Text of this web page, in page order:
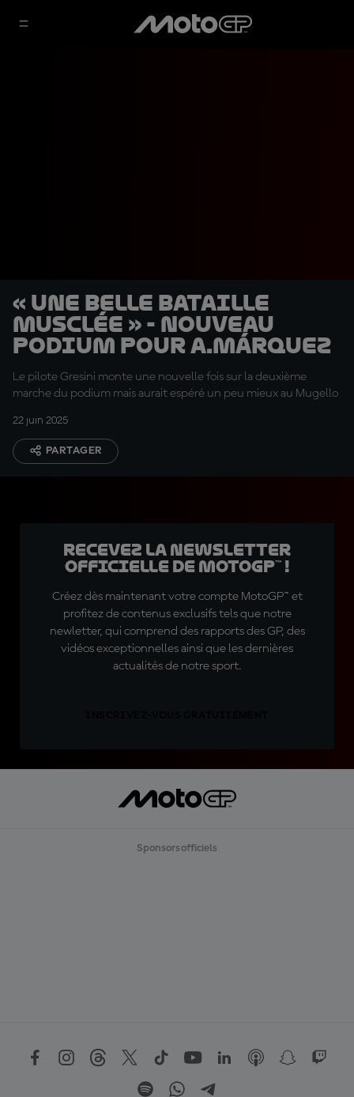
« Une belle bataille
musclée » - nouveau
podium pour A.Márquez
Le pilote Gresini monte une nouvelle fois sur la deuxième
marche du podium mais aurait espéré un peu mieux au Mugello
22 juin 2025
PARTAGER
Recevez la Newsletter
officielle de MotoGP™ !
Créez dès maintenant votre compte MotoGP™ et
profitez de contenus exclusifs tels que notre
newletter, qui comprend des rapports des GP, des
vidéos exceptionnelles ainsi que les dernières
actualités de notre sport.
Sponsors officiels